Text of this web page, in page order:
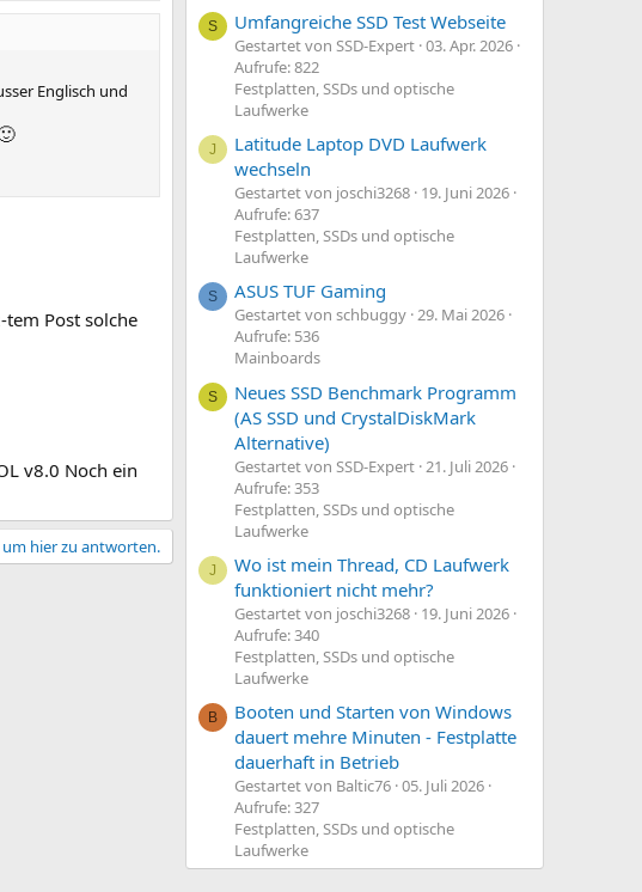
Englisch und
Post solche
v8.0 Noch ein
hier zu antworten.
S Umfangreiche SSD Test Webseite
Gestartet von SSD-Expert 03. Apr. 2026
Aufrufe: 822
Festplatten, SSDs und optische
Laufwerke
J
Latitude Laptop DVD Laufwerk
wechseln
Gestartet von joschi3268 19. Juni 2026
Aufrufe: 637
Festplatten, SSDs und optische
Laufwerke
S ASUS TUF Gaming
Gestartet von schbuggy 29. Mai 2026
Aufrufe: 536
Mainboards
S
Neues SSD Benchmark Programm
(AS SSD und CrystalDiskMark
Alternative)
Gestartet von SSD-Expert 21. Juli 2026
Aufrufe: 353
Festplatten, SSDs und optische
Laufwerke
J
Wo ist mein Thread, CD Laufwerk
funktioniert nicht mehr?
Gestartet von joschi3268 19. Juni 2026
Aufrufe: 340
Festplatten, SSDs und optische
Laufwerke
B
Booten und Starten von Windows
dauert mehre Minuten - Festplatte
dauerhaft in Betrieb
Gestartet von Baltic76 05. Juli 2026
Aufrufe: 327
Festplatten, SSDs und optische
Laufwerke